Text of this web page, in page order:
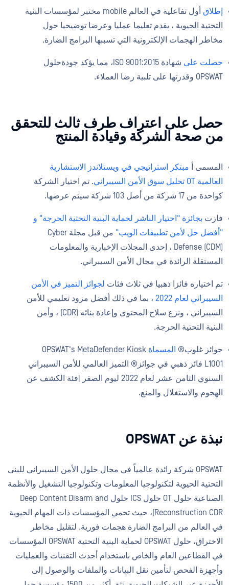
إطلاق
أول تفاعلية في العالم mobile مختبر لمؤسسات البنية
التحتية الحيوية ، يقدم تعليما عمليا وعرضا توضيحيا حول
مخاطر الهجمات الإلكترونية التي تسببها البرامج الضارة.
حصلت على
شهادة ISO 9001:2015، مما يؤكد جودةحلول
OPSWAT وقدرتها على تلبية رضا العملاء.
حصل على اعتراف طرف ثالث للتحقق
من صحة الشركة وقيادة المنتج
المسمى أ مبتكر استراتيجي في ويستلاندز الاستشارية
العالمية OT تحليل سوق الأمن السيبراني
. تم اختيار الشركة
كواحدة من 17 شركة من أصل 103 شركة سيتم عرضها.
فازت بجائزة "اختيار الناشر لحماية البنية التحتية الحرجة" و
"أفضل حل لأمن تطبيقات الويب"
من قبل مجلة Cyber
Defense (CDM) ، إحدى المجلات الإخبارية والمعلومات
المستقلة الرائدة في مجال الأمن السيبراني.
تم اختياره فائزا ذهبيا في ثلاث فئات لجوائز التميز في الأمن
السيبراني لعام 2022
، بما في ذلك أفضل مزود تعليمي للأمن
السيبراني ، ونزع سلاح المحتوى وإعادة بنائه (CDR) ، وأمن
البنية التحتية الحرجة.
جوائز غلوب® المسماة OPSWAT's MetaDefender Kiosk
L1001 فائز ذهبي في جوائز® التميز العالمي للأمن السيبراني
السنوي الثامن عشر لعام 2022 ليوم الصفر |فئة الكشف عن
الهجوم والاستغلال والمنع.
نبذة عن OPSWAT
OPSWAT شركة رائدة عالمياً في مجال حلول الأمن السيبراني للبنى
التحتية الحيوية لتكنولوجيا المعلومات وتكنولوجيا التشغيل والأنظمة
الصناعية حلول OT حلول ICS حلول Deep Content Disarm and
Reconstruction CDR)، حيث تحمي المؤسسات ذات المهام الحيوية
في العالم من البرامج الضارة هجمات فورية. لتقليل مخاطر
الاختراق، حلول OPSWAT لحماية البنية التحتية OPSWAT المؤسسات
في القطاعين العام والخاص باستخدام أحدث التقنيات والعمليات
وأجهزة الفحص لتأمين نقل البيانات والملفات والوصول إلى